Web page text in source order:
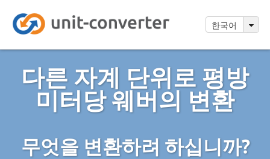
한국어
다른 자계 단위로 평방
미터당 웨버의 변환
무엇을 변환하려 하십니까?